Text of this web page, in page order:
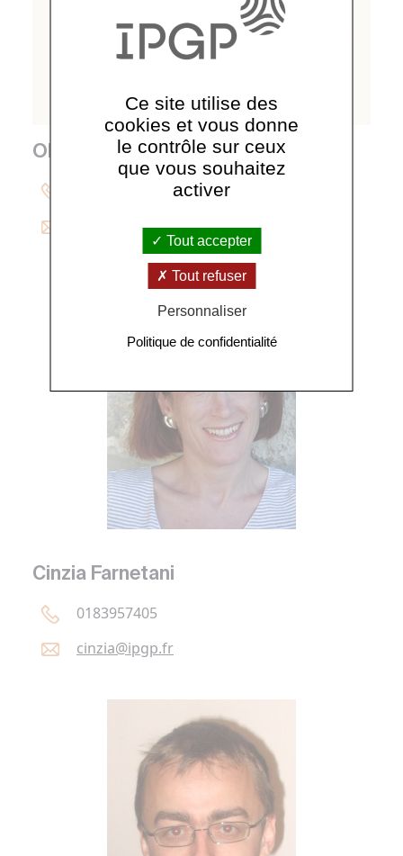
Olivier Devauchelle
devauchelle@ipgp.fr
Cinzia Farnetani
0183957405
cinzia@ipgp.fr
Ce site utilise des
cookies et vous donne
le contrôle sur ceux
que vous souhaitez
activer
Tout accepter
Tout refuser
Personnaliser
Politique de confidentialité